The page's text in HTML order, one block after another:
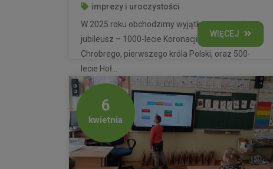
imprezy i uroczystości
W 2025 roku obchodzimy wyjątkowy, podwójny
jubileusz – 1000-lecie Koronacji Bolesława
Chrobrego, pierwszego króla Polski, oraz 500-
lecie Hoł...
WIĘCEJ
6
kwietnia